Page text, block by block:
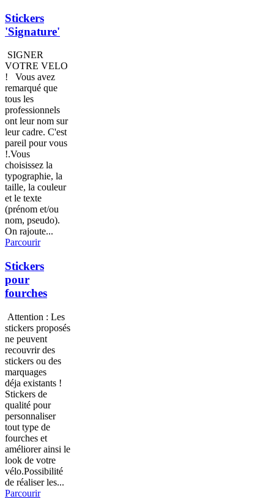
Stickers
'Signature'
SIGNER
VOTRE VELO
! Vous avez
remarqué que
tous les
professionnels
ont leur nom sur
leur cadre. C'est
pareil pour vous
!.Vous
choisissez la
typographie, la
taille, la couleur
et le texte
(prénom et/ou
nom, pseudo).
On rajoute...
Parcourir
Stickers
pour
fourches
Attention : Les
stickers proposés
ne peuvent
recouvrir des
stickers ou des
marquages
déja existants !
Stickers de
qualité pour
personnaliser
tout type de
fourches et
améliorer ainsi le
look de votre
vélo.Possibilité
de réaliser les...
Parcourir